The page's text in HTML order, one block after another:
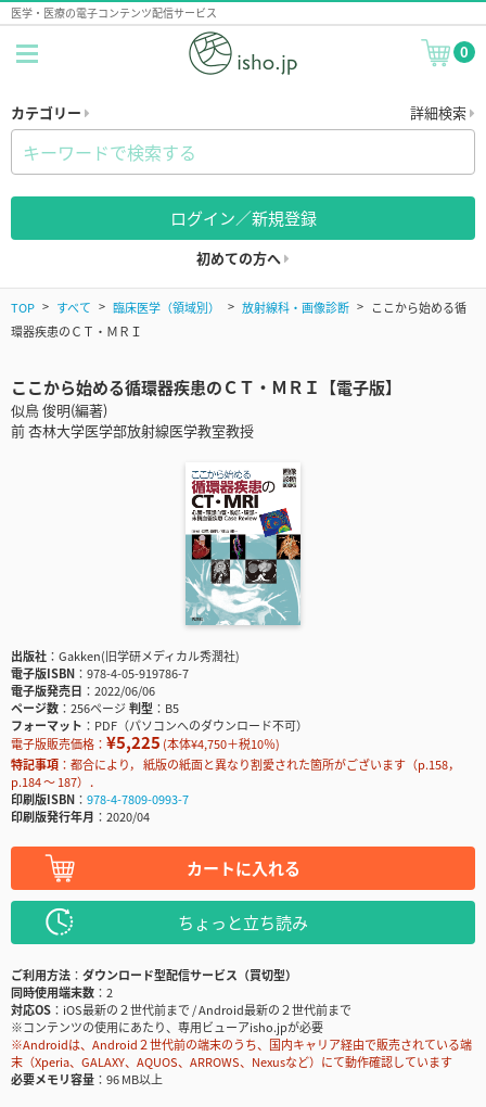
医学・医療の電子コンテンツ配信サービス
0
カテゴリー 詳細検索
ログイン／新規登録
初めての方へ
TOP すべて 臨床医学（領域別） 放射線科・画像診断
ここから始める循
環器疾患のＣＴ・ＭＲＩ
ここから始める循環器疾患のＣＴ・ＭＲＩ【電子版】
似鳥 俊明(編著)
前 杏林大学医学部放射線医学教室教授
出版社
Gakken(旧学研メディカル秀潤社)
電子版ISBN
978-4-05-919786-7
電子版発売日
2022/06/06
ページ数
256ページ判型
B5
フォーマット
PDF（パソコンへのダウンロード不可）
電子版販売価格： ¥5,225 (本体¥4,750＋税10％)
特記事項
都合により， 紙版の紙面と異なり割愛された箇所がございます（p.158，
p.184 ～ 187）．
印刷版ISBN
978-4-7809-0993-7
印刷版発行年月
2020/04
カートに入れる
ちょっと立ち読み
ご利用方法
ダウンロード型配信サービス（買切型）
同時使用端末数
2
対応OS
iOS最新の２世代前まで / Android最新の２世代前まで
※コンテンツの使用にあたり、専用ビューアisho.jpが必要
※Androidは、Android２世代前の端末のうち、国内キャリア経由で販売されている端
末（Xperia、GALAXY、AQUOS、ARROWS、Nexusなど）にて動作確認しています
必要メモリ容量
96 MB以上